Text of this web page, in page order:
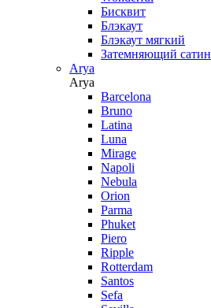
Бисквит
Блэкаут
Блэкаут мягкий
Затемняющий сатин
Arya
Arya
Barcelona
Bruno
Latina
Luna
Mirage
Napoli
Nebula
Orion
Parma
Phuket
Piero
Ripple
Rotterdam
Santos
Sefa